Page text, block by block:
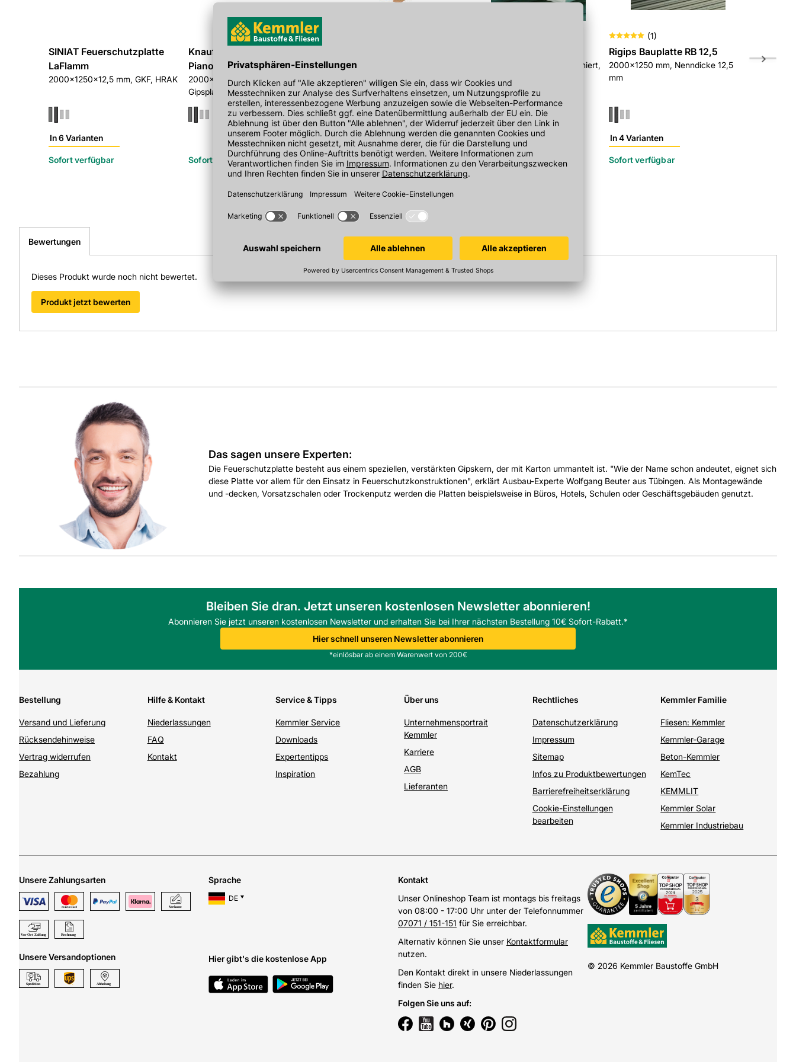
SINIAT Feuerschutzplatte
LaFlamm
2000x1250x12,5 mm, GKF, HRAK
In 6 Varianten
Sofort verfügbar
Knauf Feuerschutzplatte
Piano GFK
2000x1250x12,5 mm, HRAK Kante,
Gipsplatte für Brand- und
Schallschutzsysteme
Sofort verfügbar
Gipsplatte DF / Feuerschutzplatte
GKF, 2000 x 1250 x 12,5 mm,
halbrunde Kante
In 3 Varianten
Sofort verfügbar
2000x1250x12,5 mm, imprägniert,
Stirnkannte gefast
In 4 Varianten
Sofort verfügbar
(1)
Rigips Bauplatte RB 12,5
2000x1250 mm, Nenndicke 12,5
mm
In 4 Varianten
Sofort verfügbar
Bewertungen
Dieses Produkt wurde noch nicht bewertet.
Produkt jetzt bewerten
Das sagen unsere Experten:
Die Feuerschutzplatte besteht aus einem speziellen, verstärkten Gipskern, der mit Karton ummantelt ist. "Wie der Name schon andeutet, eignet sich
diese Platte vor allem für den Einsatz in Feuerschutzkonstruktionen", erklärt Ausbau-Experte Wolfgang Beuter aus Tübingen. Als Montagewände
und -decken, Vorsatzschalen oder Trockenputz werden die Platten beispielsweise in Büros, Hotels, Schulen oder Geschäftsgebäuden genutzt.
Bleiben Sie dran. Jetzt unseren kostenlosen Newsletter abonnieren!
Abonnieren Sie jetzt unseren kostenlosen Newsletter und erhalten Sie bei Ihrer nächsten Bestellung 10€ Sofort-Rabatt.*
Hier schnell unseren Newsletter abonnieren
*einlösbar ab einem Warenwert von 200€
Bestellung
Versand und Lieferung
Rücksendehinweise
Vertrag widerrufen
Bezahlung
Hilfe & Kontakt
Niederlassungen
FAQ
Kontakt
Service & Tipps
Kemmler Service
Downloads
Expertentipps
Inspiration
Über uns
Unternehmensportrait
Kemmler
Karriere
AGB
Lieferanten
Rechtliches
Datenschutzerklärung
Impressum
Sitemap
Infos zu Produktbewertungen
Barrierefreiheitserklärung
Cookie-Einstellungen
bearbeiten
Kemmler Familie
Fliesen: Kemmler
Kemmler-Garage
Beton-Kemmler
KemTec
KEMMLIT
Kemmler Solar
Kemmler Industriebau
Unsere Zahlungsarten
Unsere Versandoptionen
Sprache
DE
Hier gibt's die kostenlose App
Kontakt
Unser Onlineshop Team ist montags bis freitags
von 08:00 - 17:00 Uhr unter der Telefonnummer
07071 / 151-151 für Sie erreichbar.
Alternativ können Sie unser Kontaktformular
nutzen.
Den Kontakt direkt in unsere Niederlassungen
finden Sie hier.
Folgen Sie uns auf:
© 2026 Kemmler Baustoffe GmbH